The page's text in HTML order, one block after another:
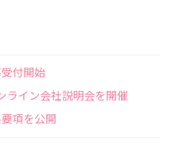
付開始
ライン会社説明会を開催
項を公開